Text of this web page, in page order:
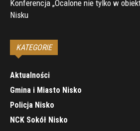
Konferencja „Ocalone nie tylko w
Nisku
KATEGORIE
Aktualności
Gmina i Miasto Nisko
Policja Nisko
NCK Sokół Nisko